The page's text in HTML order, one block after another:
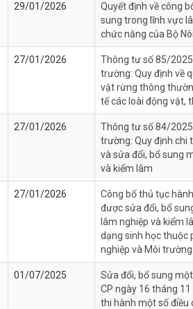
29/01/2026
Quyết định về công
sung trong lĩnh vực
chức năng của Bộ
27/01/2026
Thông tư số 85/
trường: Quy định về
vật rừng thông
tế các loài động vật,
27/01/2026
Thông tư số 84/
trường: Quy định chi
và sửa đổi, bổ sung
và kiểm lâm
27/01/2026
Công bố thủ tục
được sửa đổi, bổ
lâm nghiệp và kiểm
dạng sinh học thuộc
nghiệp và Môi trường
01/07/2025
Sửa đổi, bổ sung
СР ngày 16 tháng 11
thi hành một số điều